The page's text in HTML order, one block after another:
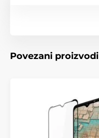
Povezani proizvodi